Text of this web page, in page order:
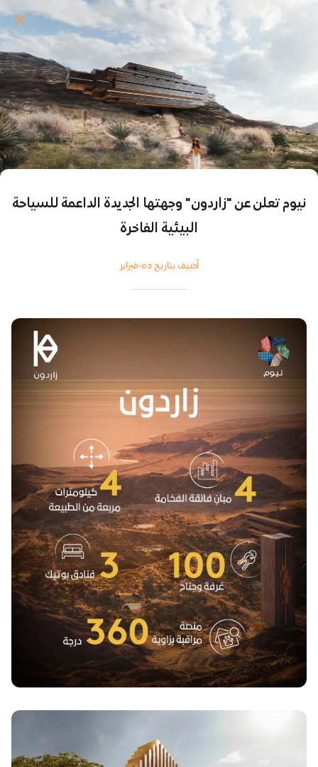
نيوم تعلن عن "زاردون" وجهتها الجديدة الداعمة للسياحة
البيئية الفاخرة
أضيف بتاريخ 02-فبراير